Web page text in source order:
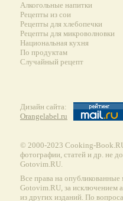
Алкогольные напитки
Рецепты из сои
Рецепты для хлебопечки
Рецепты для микроволновки
Национальная кухня
По продуктам
Случайный рецепт
Дизайн сайта:
Orangelabel.ru
© 2000-2023 Сooking-
фотографии, статей и др. не
Gotovim.RU.
Все права на
Gotovim.RU, за исключением
из других изданий. По